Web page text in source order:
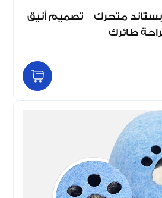
متحرك – تصميم أنيق
طائرك